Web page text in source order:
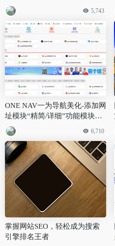
5,743
ONE NAV一为导航美化-添加网
址模块“精简/详细”功能模块美
化:24-08-16
6,710
掌握网站SEO，轻松成为搜索
引擎排名王者